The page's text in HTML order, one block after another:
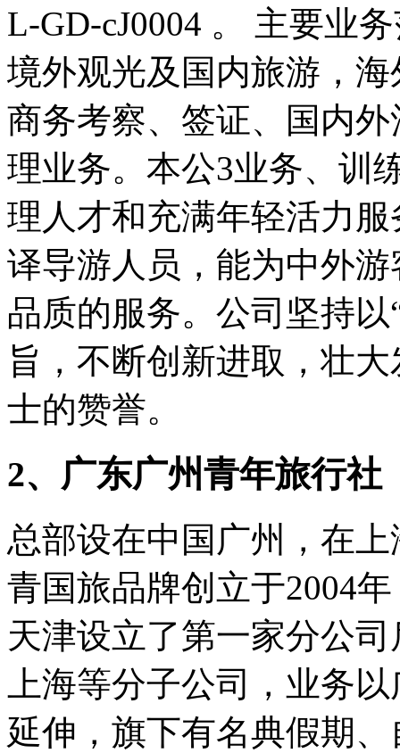
L-GD-cJ0004 。 主要业
境外观光及国内旅游，
商务考察、签证、国内
理业务。本公3业务、训
理人才和充满年轻活力
译导游人员，能为中外
品质的服务。公司坚持
旨，不断创新进取，壮
士的赞誉。
2、广东广州青年旅行社
总部设在中国广州，在
青国旅品牌创立于2004
天津设立了第一家分公
上海等分子公司，业务
延伸，旗下有名典假期